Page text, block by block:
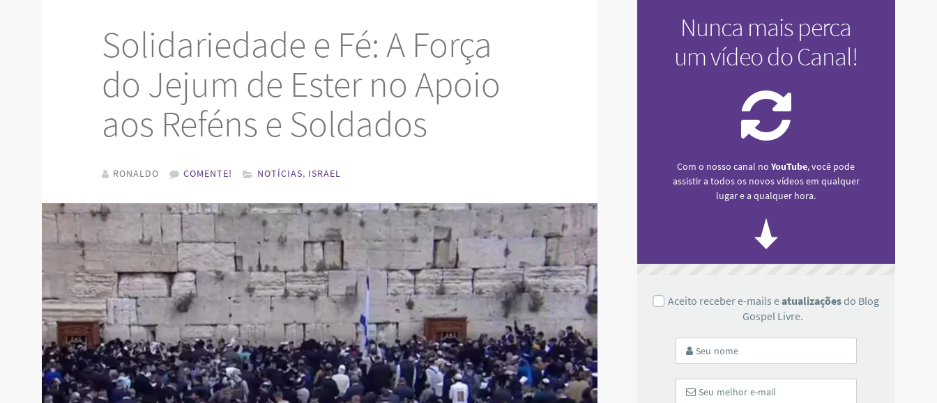
Solidariedade e Fé: A Força
do Jejum de Ester no Apoio
aos Reféns e Soldados
RONALDO COMENTE! NOTÍCIAS, ISRAEL
Nunca mais perca
um vídeo do Canal!
Com o nosso canal noYouTube, você pode
assistir a todos os novos vídeos em qualquer
lugar e a qualquer hora.
Aceito receber e-mails eatualizaçõesdo Blog
Gospel Livre.